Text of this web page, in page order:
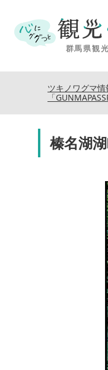
ツキノワグマ情
「
榛名湖